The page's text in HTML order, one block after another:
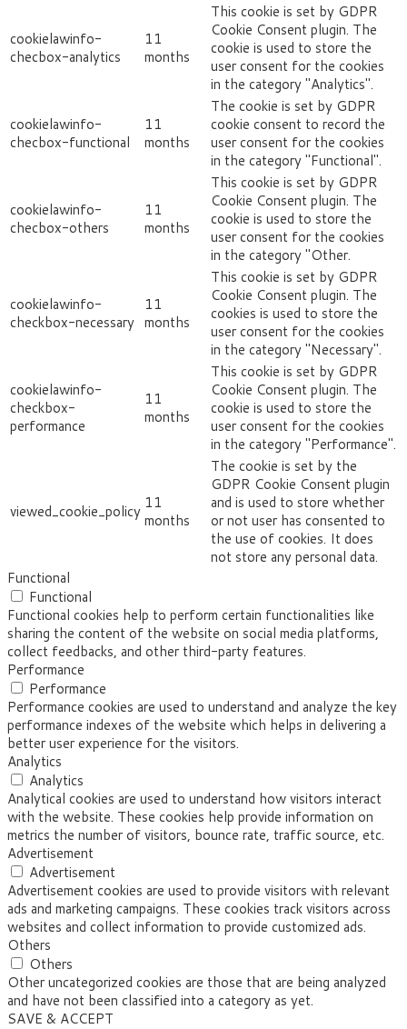
cookielawinfo-
checbox-analytics
11
months
This cookie is set by GDPR
Cookie Consent plugin. The
cookie is used to store the
user consent for the cookies
in the category "Analytics".
cookielawinfo-
checbox-functional
11
months
The cookie is set by GDPR
cookie consent to record the
user consent for the cookies
in the category "Functional".
cookielawinfo-
checbox-others
11
months
This cookie is set by GDPR
Cookie Consent plugin. The
cookie is used to store the
user consent for the cookies
in the category "Other.
cookielawinfo-
checkbox-necessary
11
months
This cookie is set by GDPR
Cookie Consent plugin. The
cookies is used to store the
user consent for the cookies
in the category "Necessary".
cookielawinfo-
checkbox-
performance
11
months
This cookie is set by GDPR
Cookie Consent plugin. The
cookie is used to store the
user consent for the cookies
in the category "Performance".
viewed_cookie_policy 11
months
The cookie is set by the
GDPR Cookie Consent plugin
and is used to store whether
or not user has consented to
the use of cookies. It does
not store any personal data.
Functional
Functional
Functional cookies help to perform certain functionalities like
sharing the content of the website on social media platforms,
collect feedbacks, and other third-party features.
Performance
Performance
Performance cookies are used to understand and analyze the key
performance indexes of the website which helps in delivering a
better user experience for the visitors.
Analytics
Analytics
Analytical cookies are used to understand how visitors interact
with the website. These cookies help provide information on
metrics the number of visitors, bounce rate, traffic source, etc.
Advertisement
Advertisement
Advertisement cookies are used to provide visitors with relevant
ads and marketing campaigns. These cookies track visitors across
websites and collect information to provide customized ads.
Others
Others
Other uncategorized cookies are those that are being analyzed
and have not been classified into a category as yet.
SAVE & ACCEPT